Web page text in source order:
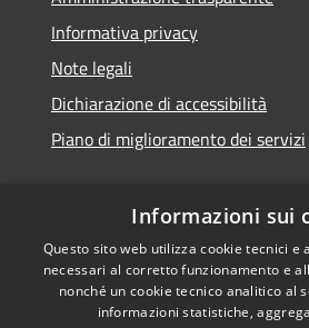
Informativa privacy
Note legali
Dichiarazione di accessibilità
Piano di miglioramento dei servizi
RSS
Accessibilità
Privacy
Informazioni sui
Questo sito web utilizza cookie tecnici
necessari al corretto funzionamento e
nonché un cookie tecnico analitico al
informazioni statistiche,